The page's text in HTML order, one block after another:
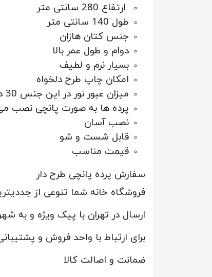
ارتفاع 280 سانتی متر
طول 140 سانتی متر
جنس کتان هازان
دوام و طول عمر بالا
بسیار نرم و لطیف
امکان چاپ طرح دلخواه
میزان عبور نور در این جنس 30 درصد است
پرده ها به صورت پانچی نصب
نصب آسان
قابل شست و شو
قیمت مناسب
سفارش پرده پانچی طرح دار
فروشگاه خانه شما تنوعی از
ارسال در تهران با پیک ویژه و
برای ارتباط با واحد فروش و
ضمانت و اصالت کالا